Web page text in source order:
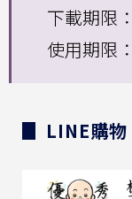
下載期限
使用期限
▊ LINE購